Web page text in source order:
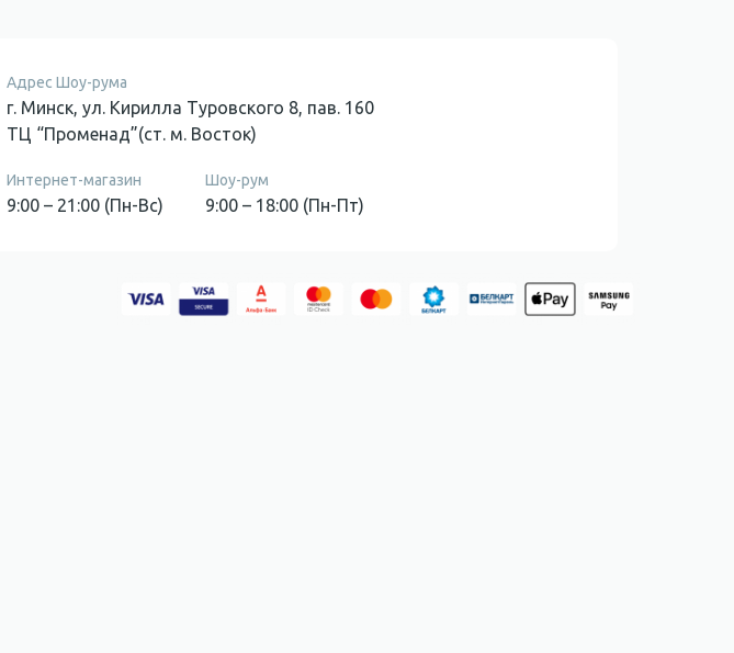
Адрес Шоу-рума
г. Минск, ул. Кирилла Туровского 8, пав. 160
ТЦ “Променад”(ст. м. Восток)
Интернет-магазин
9:00 – 21:00 (Пн-Вс)
Шоу-рум
9:00 – 18:00 (Пн-Пт)